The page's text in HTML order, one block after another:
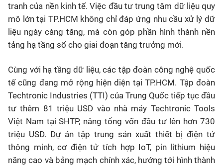
tranh của nền kinh tế. Việc đầu tư trung tâm dữ liệu quy
mô lớn tại TP.HCM không chỉ đáp ứng nhu cầu xử lý dữ
liệu ngày càng tăng, mà còn góp phần hình thành nền
tảng hạ tầng số cho giai đoạn tăng trưởng mới.
Cùng với hạ tầng dữ liệu, các tập đoàn công nghệ quốc
tế cũng đang mở rộng hiện diện tại TP.HCM. Tập đoàn
Techtronic Industries (TTI) của Trung Quốc tiếp tục đầu
tư thêm 81 triệu USD vào nhà máy Techtronic Tools
Việt Nam tại SHTP, nâng tổng vốn đầu tư lên hơn 730
triệu USD. Dự án tập trung sản xuất thiết bị điện tử
thông minh, cơ điện tử tích hợp IoT, pin lithium hiệu
năng cao và bảng mạch chính xác, hướng tới hình thành